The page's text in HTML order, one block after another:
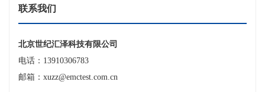
联系我们
北京世纪汇泽科技有限公司
电话：13910306783
邮箱：xuzz@emctest.com.cn